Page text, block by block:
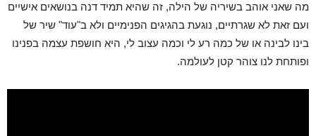
מה שאני אוהב בשיריה של הילה, זה שהיא תמיד דנה בנושאים אישיים
ועם זאת לא שגרתיים, נוגעת בהגיגים הפנימיים ולא ב"עוד" שיר של
בינו לבינה או של כמה רע לי וכמה עצוב לי, היא חושפת עצמה בפנינו
ופותחת לנו צוהר קטן לעולמה.